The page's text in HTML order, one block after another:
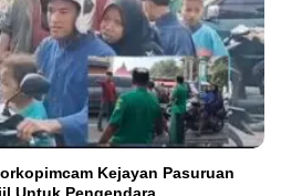
Kejayan Pasuruan